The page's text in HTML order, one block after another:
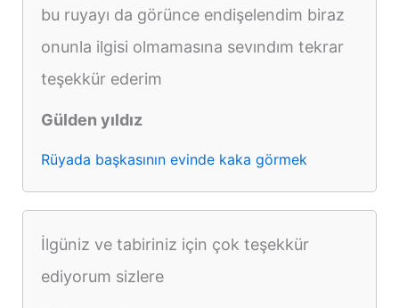
bu ruyayı da görünce endişelendim biraz
onunla ilgisi olmamasına sevındım tekrar
teşekkür ederim
Gülden yıldız
Rüyada başkasının evinde kaka görmek
İlgüniz ve tabiriniz için çok teşekkür
ediyorum sizlere